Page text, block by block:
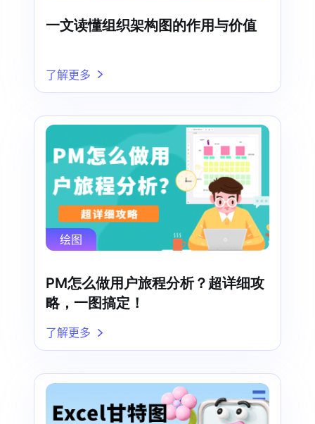
一文读懂组织架构图的作用与价值
了解更多
绘图
PM怎么做用户旅程分析？超详细攻
略，一图搞定！
了解更多